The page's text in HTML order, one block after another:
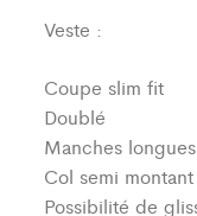
Veste :
Coupe slim fit
Doublé
Manches longues
Col semi
Possibilité de